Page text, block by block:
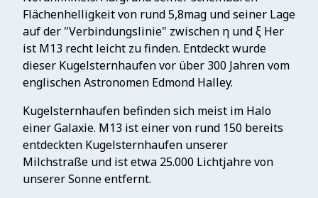
Flächenhelligkeit von rund 5,8mag und seiner Lage
auf der "Verbindungslinie" zwischen η und ξ Her
ist M13 recht leicht zu finden. Entdeckt wurde
dieser Kugelsternhaufen vor über 300 Jahren vom
englischen Astronomen Edmond Halley.
Kugelsternhaufen befinden sich meist im Halo
einer Galaxie. M13 ist einer von rund 150 bereits
entdeckten Kugelsternhaufen unserer
Milchstraße und ist etwa 25.000 Lichtjahre von
unserer Sonne entfernt.